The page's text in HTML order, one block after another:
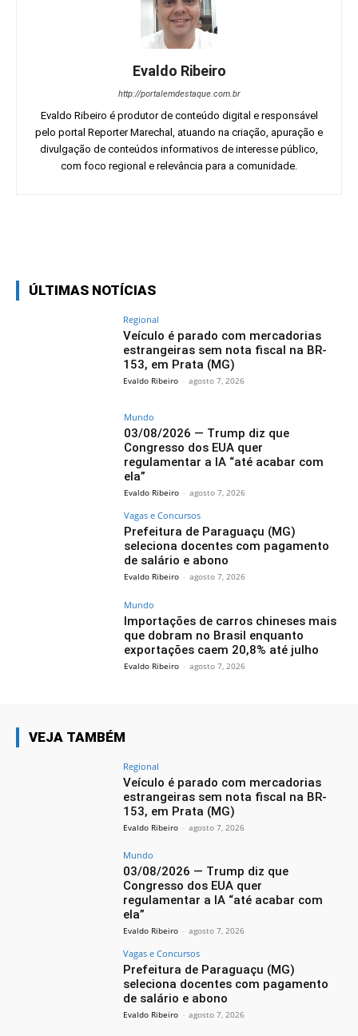
Evaldo Ribeiro
http://portalemdestaque.com.br
Evaldo Ribeiro é produtor de conteúdo digital e responsável
pelo portal Reporter Marechal, atuando na criação, apuração e
divulgação de conteúdos informativos de interesse público,
com foco regional e relevância para a comunidade.
ÚLTIMAS NOTÍCIAS
Regional
Veículo é parado com mercadorias
estrangeiras sem nota fiscal na BR-
153, em Prata (MG)
Evaldo Ribeiro - agosto 7, 2026
Mundo
03/08/2026 — Trump diz que
Congresso dos EUA quer
regulamentar a IA “até acabar com
ela”
Evaldo Ribeiro - agosto 7, 2026
Vagas e Concursos
Prefeitura de Paraguaçu (MG)
seleciona docentes com pagamento
de salário e abono
Evaldo Ribeiro - agosto 7, 2026
Mundo
Importações de carros chineses mais
que dobram no Brasil enquanto
exportações caem 20,8% até julho
Evaldo Ribeiro - agosto 7, 2026
VEJA TAMBÉM
Regional
Veículo é parado com mercadorias
estrangeiras sem nota fiscal na BR-
153, em Prata (MG)
Evaldo Ribeiro - agosto 7, 2026
Mundo
03/08/2026 — Trump diz que
Congresso dos EUA quer
regulamentar a IA “até acabar com
ela”
Evaldo Ribeiro - agosto 7, 2026
Vagas e Concursos
Prefeitura de Paraguaçu (MG)
seleciona docentes com pagamento
de salário e abono
Evaldo Ribeiro - agosto 7, 2026